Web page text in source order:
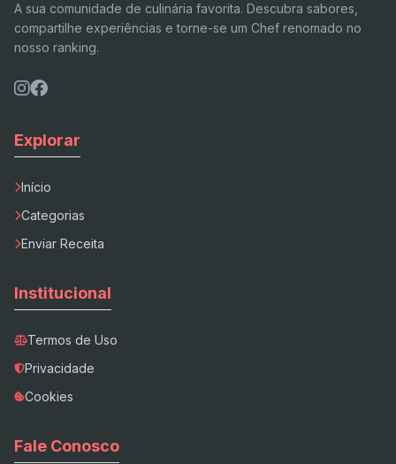
A sua comunidade de culinária favorita. Descubra sabores,
compartilhe experiências e torne-se um Chef renomado no
nosso ranking.
Explorar
Início
Categorias
Enviar Receita
Institucional
Termos de Uso
Privacidade
Cookies
Fale Conosco